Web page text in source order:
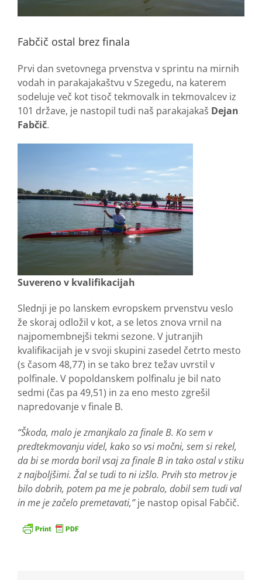
Fabčič ostal brez finala
Prvi dan svetovnega prvenstva v sprintu na mirnih
vodah in parakajakaštvu v Szegedu, na katerem
sodeluje več kot tisoč tekmovalk in tekmovalcev iz
101 države, je nastopil tudi naš parakajakaš Dejan
Fabčič.
Suvereno v kvalifikacijah
Slednji je po lanskem evropskem prvenstvu veslo
že skoraj odložil v kot, a se letos znova vrnil na
najpomembnejši tekmi sezone. V jutranjih
kvalifikacijah je v svoji skupini zasedel četrto mesto
(s časom 48,77) in se tako brez težav uvrstil v
polfinale. V popoldanskem polfinalu je bil nato
sedmi (čas pa 49,51) in za eno mesto zgrešil
napredovanje v finale B.
“Škoda, malo je zmanjkalo za finale B. Ko sem v
predtekmovanju videl, kako so vsi močni, sem si rekel,
da bi se morda boril vsaj za finale B in tako ostal v stiku
z najboljšimi. Žal se tudi to ni izšlo. Prvih sto metrov je
bilo dobrih, potem pa me je pobralo, dobil sem tudi val
in me je začelo premetavati,”je nastop opisal Fabčič.